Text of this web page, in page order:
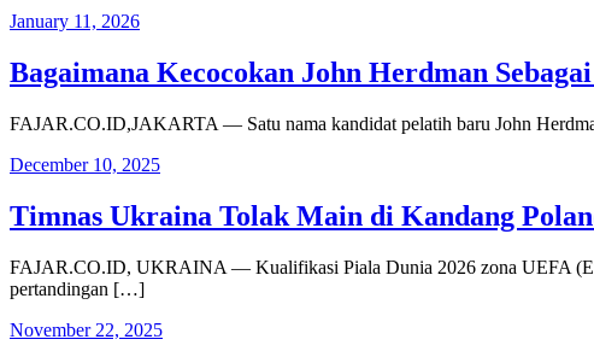
January 11, 2026
Bagaimana Kecocokan John Herdman
FAJAR.CO.ID,JAKARTA — Satu nama kandidat pelatih baru John
December 10, 2025
Timnas Ukraina Tolak Main di Kandang
FAJAR.CO.ID, UKRAINA — Kualifikasi Piala Dunia 2026 zona UEFA
pertandingan […]
November 22, 2025